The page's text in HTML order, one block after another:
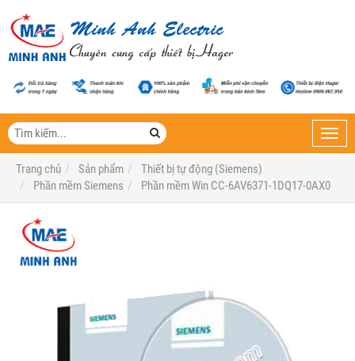
Trang chủ
Sản phẩm
Thiết bị tự động (Siemens)
Phần mềm Siemens
Phần mềm Win CC-6AV6371-1DQ17-0AX0